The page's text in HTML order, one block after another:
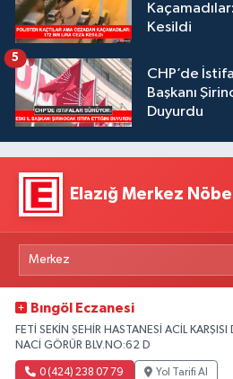
Kesildi
CHP’de
Başkanı
Duyurdu
5
Elazığ Merkez
Bıngöl Eczanesi
FETİ SEKİN ŞEHİR HASTANESİ ACİL
NACİ GÖRÜR BLV.NO:62 D
0 (424) 238 07 79 Yol Tarifi Al